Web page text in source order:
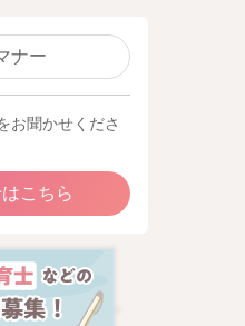
ナー
お聞かせくださ
こちら